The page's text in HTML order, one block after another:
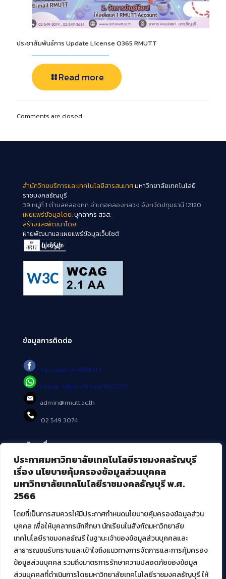
ประกาศมหาวิทยาลัยเทคโนโลยีราชมงคลธัญบุรี
เรื่อง นโยบายคุ้มครองข้อมูลส่วนบุคคล
มหาวิทยาลัยเทคโนโลยีราชมงคลธัญบุรี พ.ศ.
2566
โดยที่เป็นการสมควรให้มีประกาศกำหนดนโยบายคุ้มครองข้อมูลส่วน
บุคคล เพื่อให้บุคลากรนักศึกษา นักเรียนในสังกัดมหาวิทยาลัย
เทคโนโลยีราชมงคลธัญรี ในฐานะเจ้าของข้อมูลส่วนบุคคลและ
สาธารณชนรับทราบและเข้าใจถึงแนวทางการจัดการและการคุ้มครอง
ข้อมูลส่วนบุคคล รวมถึงมาตรการรักษาความปลอดภัยของข้อมูล
ส่วนบุคคลที่ดำเนินการโดยมหาวิทยาลัยเทคโนโลยีราชมงคลธัญบุรี ให้
ประชาสัมพันธ์การ Update License O365 RMUTT
Read more
Comments are closed.
สำนักวิทยบริการและเทคโนโลยีสารสนเทศมหาวิทยาลัยเทคโนโลยี
ราชมงคลธัญบุรี
39 หมู่ที่ 1 ตำบลคลองหก อำเภอคลองหลวง จังหวัดปทุมธานี 12120
เผยแพร่ข้อมูลโดย.บุคลากร สวส.
สร้างและพัฒนาโดย.
ฝ่ายพัฒนาและเผยแพร่ข้อมูลเว็บไซต์
ข้อมูลการติดต่อ
Fanpage : AritRMUTT
Line@ : https://lin.ee/tXe209C
admin@rmutt.ac.th
02 549 3074
บริการอื่นๆ ของ สวส.
ศูนย์สื่อดิจิทัล
ศูนย์นวัตกรรมและความรู้
ศูนย์พัฒนาและบริการนวัตกรรมดิจิทัล
สมัยใหม่ (MoSeC)
งานบริการวิชาการให้กับหน่วยงานภายนอก
โครงการส่งเสริมและพัฒนาผู้ประกอบการ SME โดย. มทร.ธัญบุรี
กิจกรรมการเชื่อมโยงเครือข่ายผู้ให้บริการเครื่องจักรกลทางการ